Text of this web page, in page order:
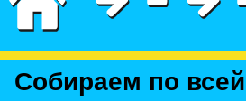
Собираем по